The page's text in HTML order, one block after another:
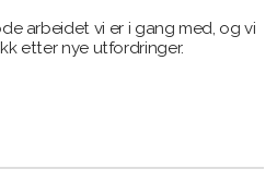
arbeidet vi er i gang med, og vi
etter nye utfordringer.